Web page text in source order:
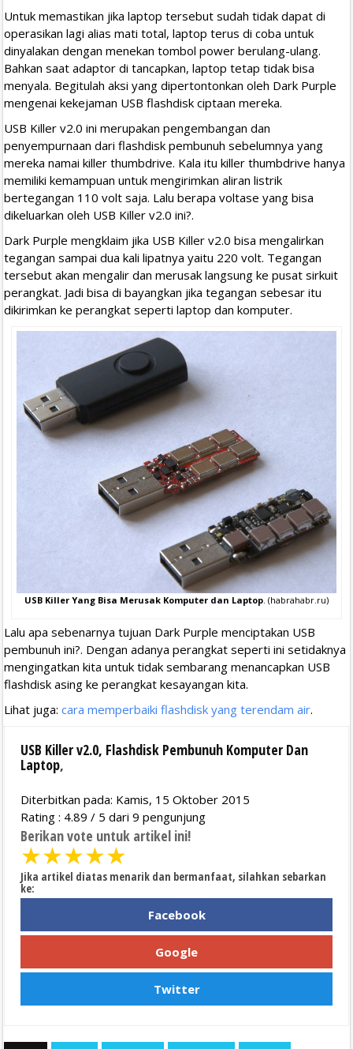
Untuk memastikan jika laptop tersebut sudah tidak dapat di
operasikan lagi alias mati total, laptop terus di coba untuk
dinyalakan dengan menekan tombol power berulang-ulang.
Bahkan saat adaptor di tancapkan, laptop tetap tidak bisa
menyala. Begitulah aksi yang dipertontonkan oleh Dark Purple
mengenai kekejaman USB flashdisk ciptaan mereka.
USB Killer v2.0 ini merupakan pengembangan dan
penyempurnaan dari flashdisk pembunuh sebelumnya yang
mereka namai killer thumbdrive. Kala itu killer thumbdrive hanya
memiliki kemampuan untuk mengirimkan aliran listrik
bertegangan 110 volt saja. Lalu berapa voltase yang bisa
dikeluarkan oleh USB Killer v2.0 ini?.
Dark Purple mengklaim jika USB Killer v2.0 bisa mengalirkan
tegangan sampai dua kali lipatnya yaitu 220 volt. Tegangan
tersebut akan mengalir dan merusak langsung ke pusat sirkuit
perangkat. Jadi bisa di bayangkan jika tegangan sebesar itu
dikirimkan ke perangkat seperti laptop dan komputer.
USB Killer Yang Bisa Merusak Komputer dan Laptop . (habrahabr.ru)
Lalu apa sebenarnya tujuan Dark Purple menciptakan USB
pembunuh ini?. Dengan adanya perangkat seperti ini setidaknya
mengingatkan kita untuk tidak sembarang menancapkan USB
flashdisk asing ke perangkat kesayangan kita.
Lihat juga: cara memperbaiki flashdisk yang terendam air.
USB Killer v2.0, Flashdisk Pembunuh Komputer Dan
Laptop,
Diterbitkan pada: Kamis, 15 Oktober 2015
Rating : 4.89 / 5 dari 9 pengunjung
Berikan vote untuk artikel ini!
★★★★★
Jika artikel diatas menarik dan bermanfaat, silahkan sebarkan
ke:
Facebook
Google
Twitter